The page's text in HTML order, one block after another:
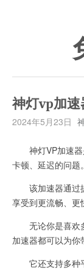
神灯vp加速
2024年5月23日
神灯VP加速器
卡顿、延迟的问题。
该加速器通过提
享受到更流畅、更
无论你是喜欢
加速器都可以为你
它还支持多种